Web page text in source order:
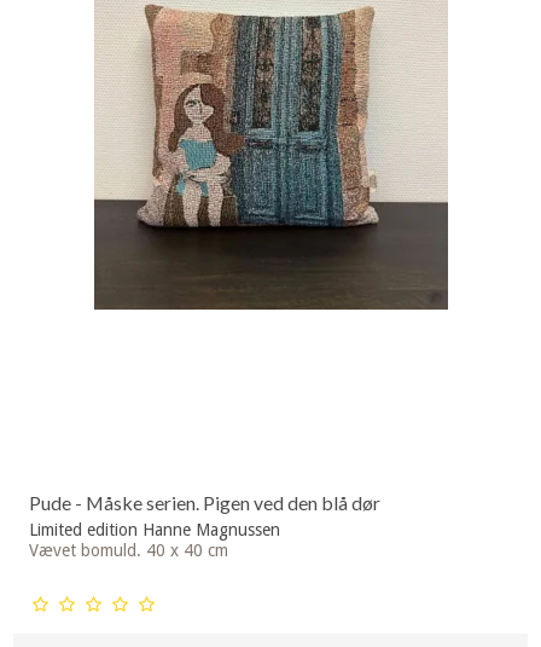
Pude - Måske serien. Pigen ved den blå dør
Limited edition Hanne Magnussen
Vævet bomuld. 40 x 40 cm